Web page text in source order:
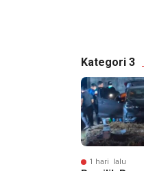
Kategori 3
1 hari lalu